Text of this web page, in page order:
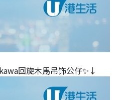
回旋木⾺吊饰公仔✨↓